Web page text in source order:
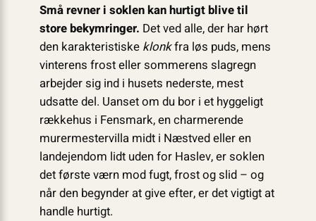
Små revner i soklen kan hurtigt blive til
store bekymringer. Det ved alle, der har hørt
den karakteristiske klonkfra løs puds, mens
vinterens frost eller sommerens slagregn
arbejder sig ind i husets nederste, mest
udsatte del. Uanset om du bor i et hyggeligt
rækkehus i Fensmark, en charmerende
murermestervilla midt i Næstved eller en
landejendom lidt uden for Haslev, er soklen
det første værn mod fugt, frost og slid – og
når den begynder at give efter, er det vigtigt at
handle hurtigt.